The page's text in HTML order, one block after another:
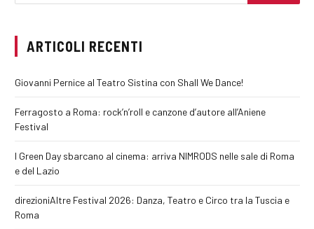
ARTICOLI RECENTI
Giovanni Pernice al Teatro Sistina con Shall We Dance!
Ferragosto a Roma: rock’n’roll e canzone d’autore all’Aniene
Festival
I Green Day sbarcano al cinema: arriva NIMRODS nelle sale di Roma
e del Lazio
direzioniAltre Festival 2026: Danza, Teatro e Circo tra la Tuscia e
Roma